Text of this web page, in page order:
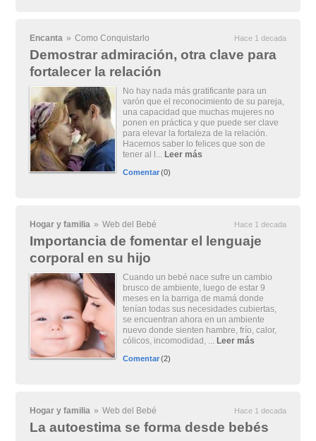
Encanta » Como Conquistarlo Hace 1 decada
Demostrar admiración, otra clave para
fortalecer la relación
No hay nada más gratificante para un
varón que el reconocimiento de su pareja,
una capacidad que muchas mujeres no
ponen en práctica y que puede ser clave
para elevar la fortaleza de la relación.
Hacernos saber lo felices que son de
tener al l... Leer más
Comentar(0)
Hogar y familia » Web del Bebé Hace 1 decada
Importancia de fomentar el lenguaje
corporal en su hijo
Cuando un bebé nace sufre un cambio
brusco de ambiente, luego de estar 9
meses en la barriga de mamá donde
tenían todas sus necesidades cubiertas,
se encuentran ahora en un ambiente
nuevo donde sienten hambre, frío, calor,
cólicos, incomodidad, ... Leer más
Comentar(2)
Hogar y familia » Web del Bebé Hace 1 decada
La autoestima se forma desde bebés